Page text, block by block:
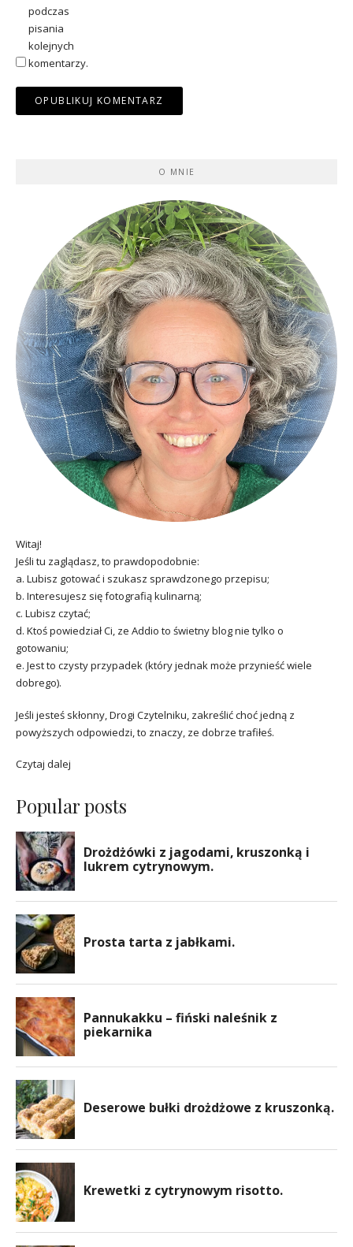
podczas
pisania
kolejnych
komentarzy.
O MNIE
Witaj!
Jeśli tu zaglądasz, to prawdopodobnie:
a. Lubisz gotować i szukasz sprawdzonego przepisu;
b. Interesujesz się fotografią kulinarną;
c. Lubisz czytać;
d. Ktoś powiedział Ci, ze Addio to świetny blog nie tylko o
gotowaniu;
e. Jest to czysty przypadek (który jednak może przynieść wiele
dobrego).
Jeśli jesteś skłonny, Drogi Czytelniku, zakreślić choć jedną z
powyższych odpowiedzi, to znaczy, ze dobrze trafiłeś.
Czytaj dalej
Popular posts